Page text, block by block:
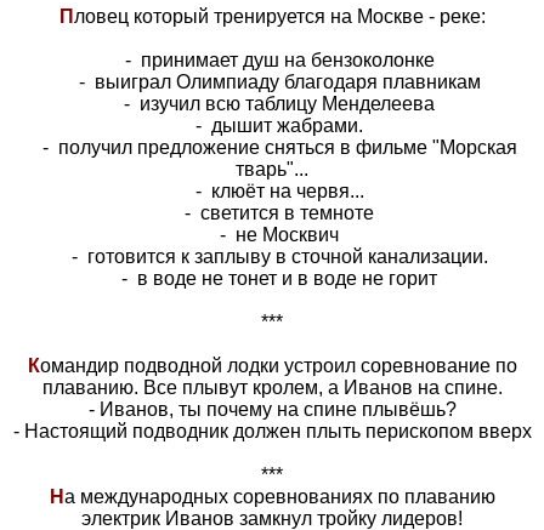
П ловец который тренируется на Москве - реке:
- принимает душ на бензоколонке
- выиграл Олимпиаду благодаря плавникам
- изучил всю таблицу Менделеева
- дышит жабрами.
- получил предложение сняться в фильме "Морская
тварь"...
- клюёт на червя...
- светится в темноте
- не Москвич
- готовится к заплыву в сточной канализации.
- в воде не тонет и в воде не горит
***
Командир подводной лодки устроил соревнование по
плаванию. Все плывут кролем, а Иванов на спине.
- Иванов, ты почему на спине плывёшь?
- Настоящий подводник должен плыть перископом вверх
***
На международных соревнованиях по плаванию
электрик Иванов замкнул тройку лидеров!